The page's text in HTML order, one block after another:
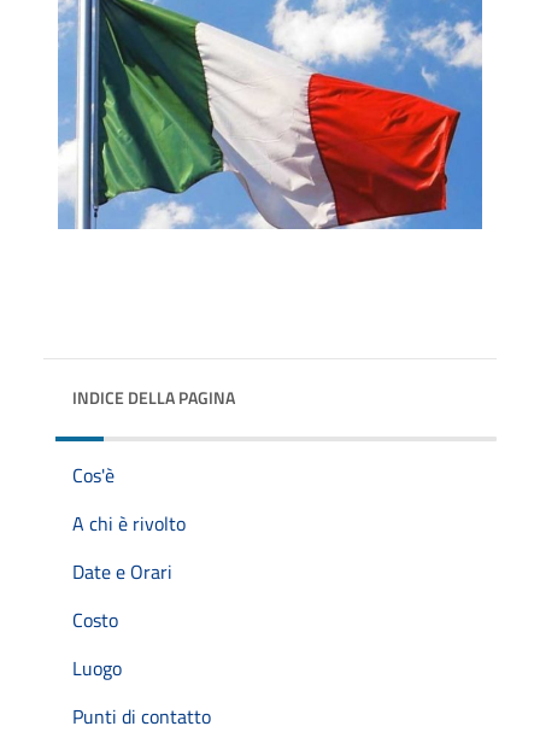
INDICE DELLA PAGINA
Cos'è
A chi è rivolto
Date e Orari
Costo
Luogo
Punti di contatto